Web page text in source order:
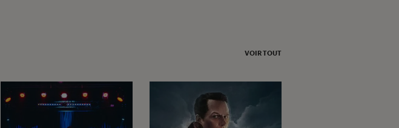
VOIR TOUT